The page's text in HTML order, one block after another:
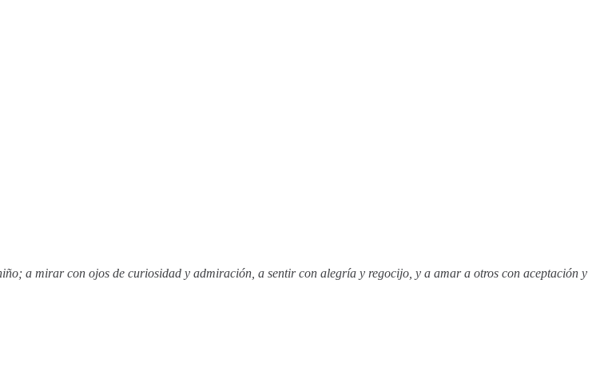
a mirar con ojos de curiosidad y admiración, a sentir con alegría y regocijo, y a amar a otros con aceptación y